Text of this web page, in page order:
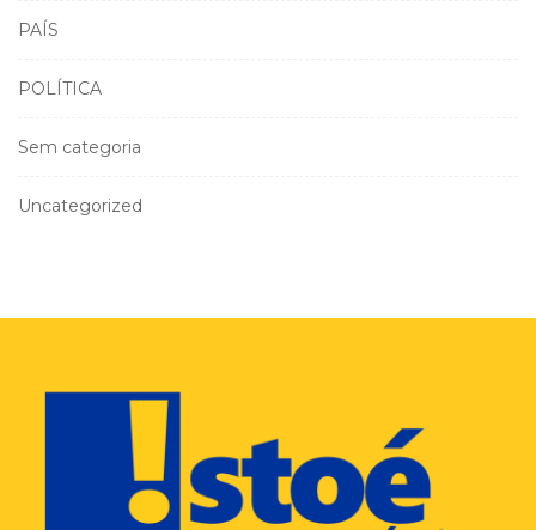
PAÍS
POLÍTICA
Sem categoria
Uncategorized